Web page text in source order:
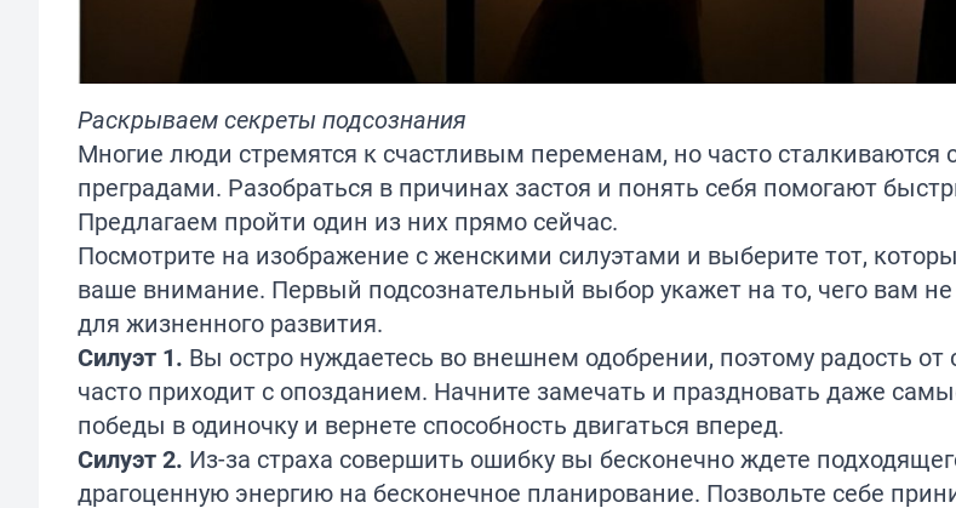
Раскрываем секреты подсознания
Многие люди стремятся к счастливым переменам, но часто
преградами. Разобраться в причинах застоя и понять себя помогают
Предлагаем пройти один из них прямо сейчас.
Посмотрите на изображение с женскими силуэтами и выберите тот,
ваше внимание. Первый подсознательный выбор укажет на то, чего вам не
для жизненного развития.
Силуэт 1. Вы остро нуждаетесь во внешнем одобрении, поэтому радость от
часто приходит с опозданием. Начните замечать и праздновать даже
победы в одиночку и вернете способность двигаться вперед.
Силуэт 2. Из-за страха совершить ошибку вы бесконечно ждете
драгоценную энергию на бесконечное планирование. Позвольте себе